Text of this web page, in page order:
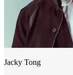
Jacky Tong